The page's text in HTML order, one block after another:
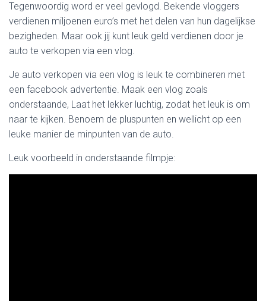
Tegenwoordig word er veel gevlogd. Bekende vloggers
verdienen miljoenen euro’s met het delen van hun dagelijkse
bezigheden. Maar ook jij kunt leuk geld verdienen door je
auto te verkopen via een vlog.
Je auto verkopen via een vlog is leuk te combineren met
een facebook advertentie. Maak een vlog zoals
onderstaande, Laat het lekker luchtig, zodat het leuk is om
naar te kijken. Benoem de pluspunten en wellicht op een
leuke manier de minpunten van de auto.
Leuk voorbeeld in onderstaande filmpje: